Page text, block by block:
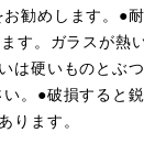
勧めします。●
す。ガラスが熱
は硬いものとぶ
。●破損すると
ります。